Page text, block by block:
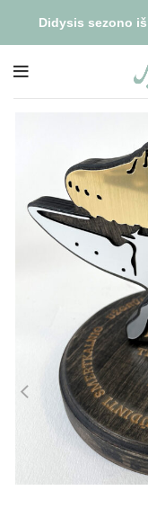
Didysis sezono